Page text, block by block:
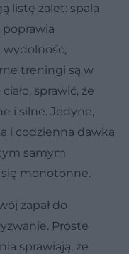
listę zalet: spala
poprawia
wydolność,
treningi są w
sprawić, że
i silne. Jedyne,
i codzienna dawka
samym
monotonne.
zapał do
Proste
sprawiają, że